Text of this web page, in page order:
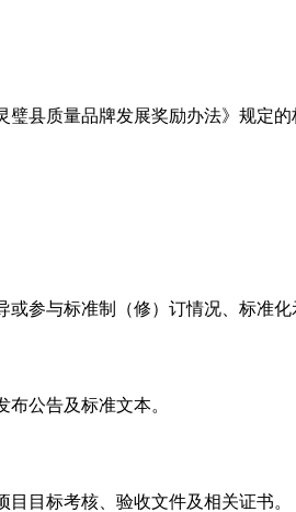
县质量品牌发展奖励办法》规定的
参与标准制（修）订情况、标准
公告及标准文本。
目标考核、验收文件及相关证书。